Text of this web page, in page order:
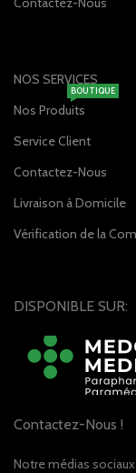
NOS SERVICES
Nos Produits
BOUTIQUE
Service Client
Contactez-Nous
Livraison à Domicile
Vérification de la
DISPONIBLE SUR:
Contactez-Nous !
Notre médias sociaux